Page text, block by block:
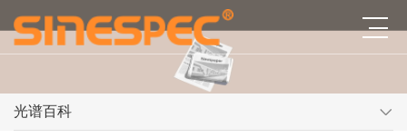
光谱百科